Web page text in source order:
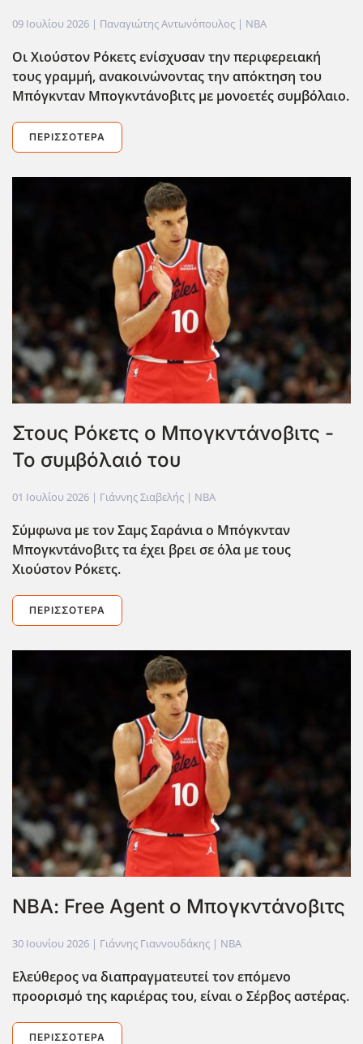
09 Ιουλίου 2026 | Παναγιώτης Αντωνόπουλος | NBA
Οι Χιούστον Ρόκετς ενίσχυσαν την περιφερειακή
τους γραμμή, ανακοινώνοντας την απόκτηση του
Μπόγκνταν Μπογκντάνοβιτς με μονοετές συμβόλαιο.
ΠΕΡΙΣΣΌΤΕΡΑ
Στους Ρόκετς ο Μπογκντάνοβιτς -
Το συμβόλαιό του
01 Ιουλίου 2026 | Γιάννης Σιαβελής | NBA
Σύμφωνα με τον Σαμς Σαράνια ο Μπόγκνταν
Μπογκντάνοβιτς τα έχει βρει σε όλα με τους
Χιούστον Ρόκετς.
ΠΕΡΙΣΣΌΤΕΡΑ
ΝΒΑ: Free Agent ο Μπογκντάνοβιτς
30 Ιουνίου 2026 | Γιάννης Γιαννουδάκης | NBA
Ελεύθερος να διαπραγματευτεί τον επόμενο
προορισμό της καριέρας του, είναι ο Σέρβος αστέρας.
ΠΕΡΙΣΣΌΤΕΡΑ